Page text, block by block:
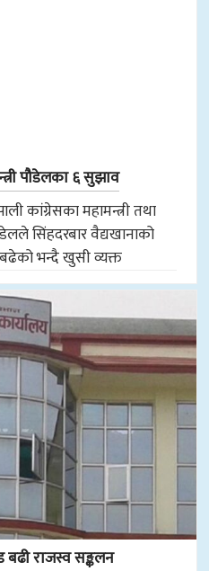
पौडेलका ६ सुझाव
कांग्रेसका महामन्त्री तथा
सिंहदरबार वैद्यखानाको
बढेको भन्दै खुसी व्यक्त
बढी राजस्व सङ्कलन